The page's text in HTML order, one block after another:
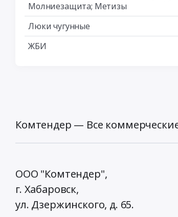
Молниезащита; Метизы
Люки чугунные
ЖБИ
Комтендер — Все
ООО "Комтендер",
г. Хабаровск,
ул. Дзержинского, д. 65.